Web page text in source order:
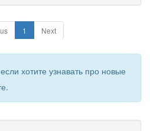
1 Next
если хотите узнавать про новые